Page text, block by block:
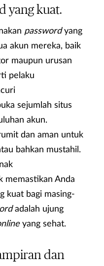
yang kuat.
passwordyang
akun mereka, baik
maupun urusan
pelaku
sejumlah situs
akun.
dan aman untuk
bahkan mustahil.
memastikan Anda
kuat bagi masing-
adalah ujung
yang sehat.
dan